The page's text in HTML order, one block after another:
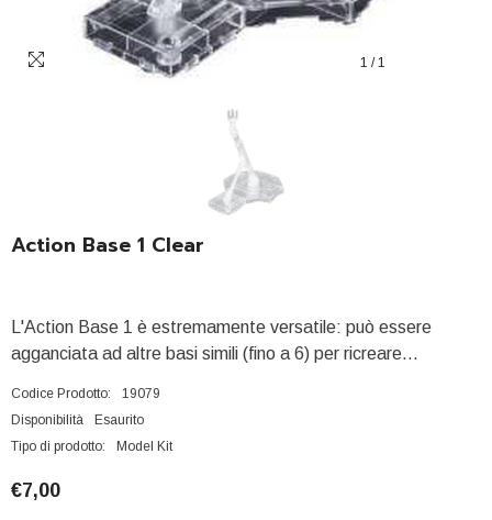
1 / 1
Action Base 1 Clear
L'Action Base 1 è estremamente versatile: può essere
agganciata ad altre basi simili (fino a 6) per ricreare...
Codice Prodotto:
19079
Disponibilità
Esaurito
Tipo di prodotto:
Model Kit
€7,00